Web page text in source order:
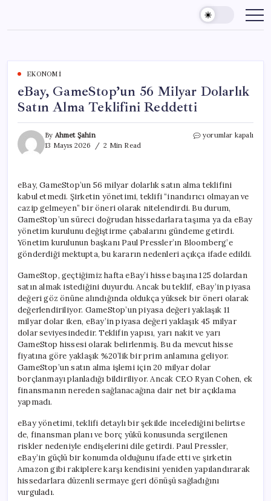
content
EKONOMI
eBay, GameStop’un 56 Milyar Dolarlık
Satın Alma Teklifini Reddetti
By Ahmet Şahin
13 Mayıs 2026
2 Min Read
eBay,
Satın
Alma
Teklifini
Reddetti
için
yorumlar kapalı
eBay, GameStop’un 56 milyar dolarlık satın alma teklifini
kabul etmedi. Şirketin yönetimi, teklifi “inandırıcı olmayan ve
cazip gelmeyen” bir öneri olarak nitelendirdi. Bu durum,
GameStop’un süreci doğrudan hissedarlara taşıma ya da eBay
yönetim kurulunu değiştirme çabalarını gündeme getirdi.
Yönetim kurulunun başkanı Paul Pressler’ın Bloomberg’e
gönderdiği mektupta, bu kararın nedenleri açıkça ifade edildi.
GameStop, geçtiğimiz hafta eBay’i hisse başına 125 dolardan
satın almak istediğini duyurdu. Ancak bu teklif, eBay’in piyasa
değeri göz önüne alındığında oldukça yüksek bir öneri olarak
değerlendiriliyor. GameStop’un piyasa değeri yaklaşık 11
milyar dolar iken, eBay’in piyasa değeri yaklaşık 45 milyar
dolar seviyesindedir. Teklifin yapısı, yarı nakit ve yarı
GameStop hissesi olarak belirlenmiş. Bu da mevcut hisse
fiyatına göre yaklaşık %20’lik bir prim anlamına geliyor.
GameStop’un satın alma işlemi için 20 milyar dolar
borçlanmayı planladığı bildiriliyor. Ancak CEO Ryan Cohen, ek
finansmanın nereden sağlanacağına dair net bir açıklama
yapmadı.
eBay yönetimi, teklifi detaylı bir şekilde incelediğini belirtse
de, finansman planı ve borç yükü konusunda sergilenen
riskler nedeniyle endişelerini dile getirdi. Paul Pressler,
eBay’in güçlü bir konumda olduğunu ifade etti ve şirketin
Amazon gibi rakiplere karşı kendisini yeniden yapılandırarak
hissedarlara düzenli sermaye geri dönüşü sağladığını
vurguladı.